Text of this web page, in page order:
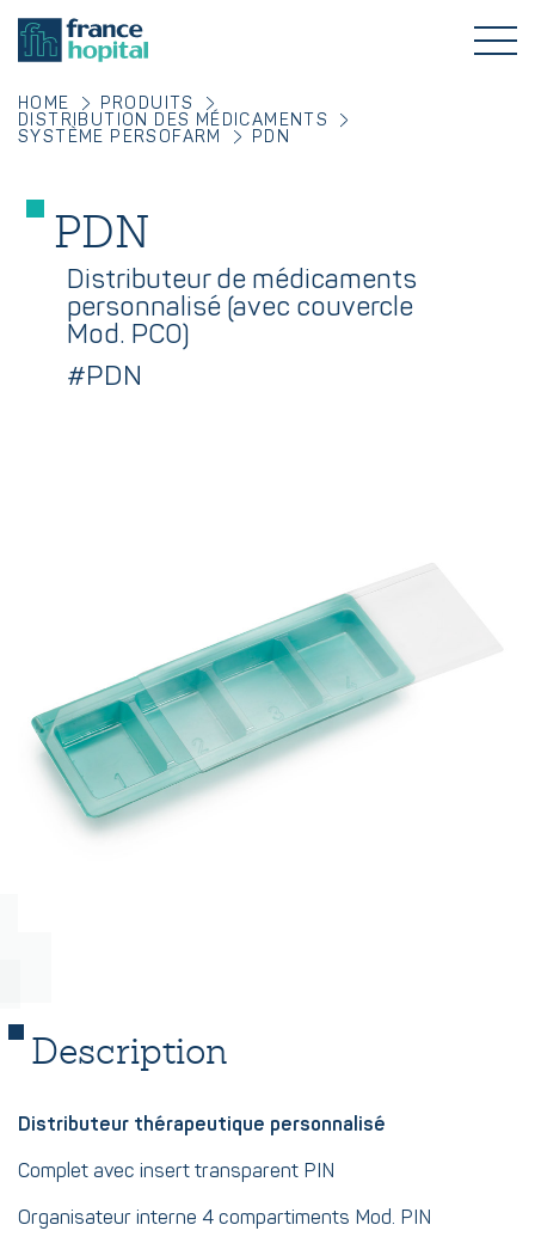
HOME
PRODUITS
DISTRIBUTION DES MÉDICAMENTS
SYSTÈME PERSOFARM
PDN
PDN
Distributeur de médicaments
personnalisé (avec couvercle
Mod. PCO)
#PDN
Description
Distributeur thérapeutique personnalisé
Complet avec insert transparent PIN
Organisateur interne 4 compartiments Mod. PIN